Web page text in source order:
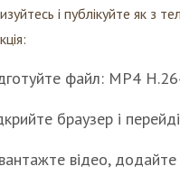
і публікуйте як з
файл: MP4
браузер і
відео, додайте